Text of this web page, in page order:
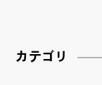
カテゴリ